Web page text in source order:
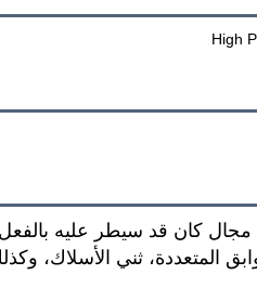
اقتصاديًا في مجال كان قد سيطر عليه
المتعددة، ثني الأسلاك،